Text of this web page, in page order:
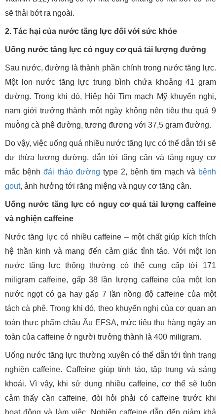
sẽ thải bớt ra ngoài.
2. Tác hại của nước tăng lực đối với sức khỏe
Uống nước tăng lực có nguy cơ quá tải lượng đường
Sau nước, đường là thành phần chính trong nước tăng lực.
Một lon nước tăng lực trung bình chứa khoảng 41 gram
đường. Trong khi đó, Hiệp hội Tim mạch Mỹ khuyến nghị,
nam giới trưởng thành một ngày không nên tiêu thụ quá 9
muỗng cà phê đường, tương đương với 37,5 gram đường.
Do vậy, việc uống quá nhiều nước tăng lực có thể dẫn tới sẽ
dư thừa lượng đường, dẫn tới tăng cân và tăng nguy cơ
mắc bệnhđái tháo đường type 2, bệnh tim mạch và bệnh
gout, ảnh hưởng tới răng miệng và nguy cơ tăng cân.
Uống nước tăng lực có nguy cơ quá tải lượng caffeine
và nghiện caffeine
Nước tăng lực có nhiều caffeine – một chất giúp kích thích
hệ thần kinh và mang đến cảm giác tỉnh táo. Với một lon
nước tăng lực thông thường có thể cung cấp tới 171
miligram caffeine, gấp 38 lần lượng caffeine của một lon
nước ngọt có ga hay gấp 7 lần nồng độ caffeine của một
tách cà phê. Trong khi đó, theo khuyến nghị của cơ quan an
toàn thực phẩm châu Âu EFSA, mức tiêu thụ hàng ngày an
toàn của caffeine ở người trưởng thành là 400 miligram.
Uống nước tăng lực thường xuyên có thể dẫn tới tình trạng
nghiện caffeine. Caffeine giúp tỉnh táo, tập trung và sảng
khoái. Vì vậy, khi sử dụng nhiều caffeine, cơ thể sẽ luôn
cảm thấy cần caffeine, đòi hỏi phải có caffeine trước khi
hoạt động và làm việc. Nghiện caffeine dẫn đến giảm khả